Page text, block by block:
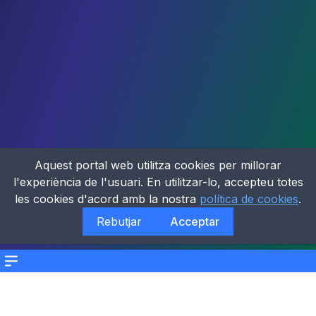
Menu
Aquest portal web utilitza cookies per millorar
l'experiència de l'usuari. En utilitzar-lo, accepteu totes
les cookies d'acord amb la nostra política de cookies.
Rebutjar
Acceptar